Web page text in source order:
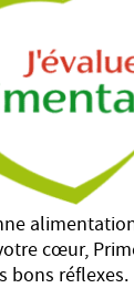
cœur,
bons réflexes.